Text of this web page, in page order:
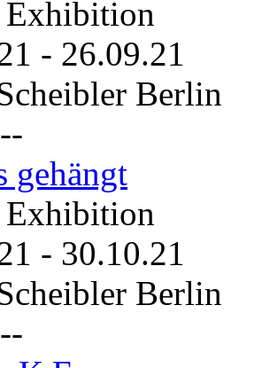
Exhibition
- 26.09.21
Berlin
gehängt
Exhibition
- 30.10.21
Berlin